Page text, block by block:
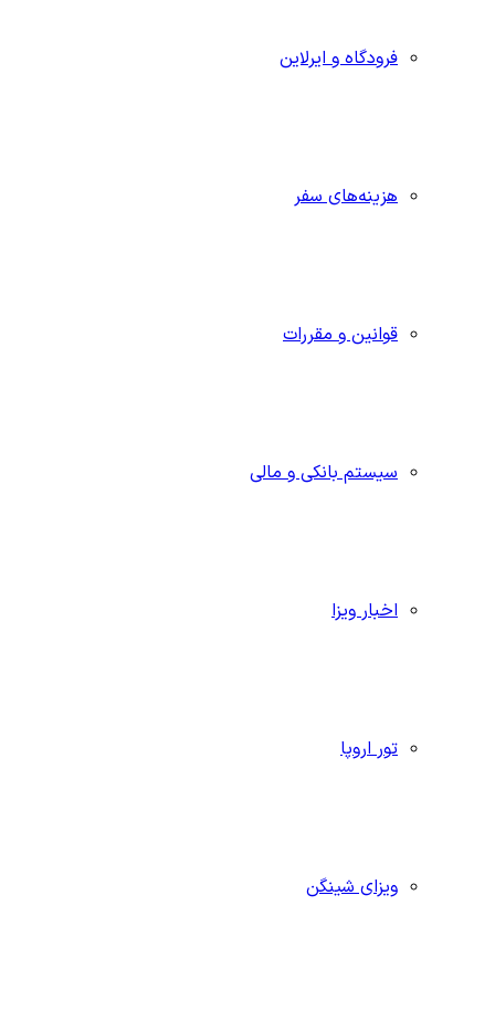
فرودگاه و ایرلاین
هزینه‌های سفر
قوانین و مقررات
سیستم بانکی و مالی
اخبار ویزا
تور اروپا
ویزای شینگن